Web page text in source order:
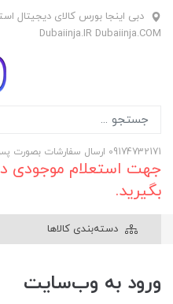
دبی اینجا بورس کالای دیجیتال
Dubaiinja.IR Dubaiinja.COM
09174732171 ارسال سفارشات بصورت پس‌کرایه تیپاکس
جهت استعلام موجودی
بگیرید.
دسته‌بندی کالاها
ورود به وب‌سایت